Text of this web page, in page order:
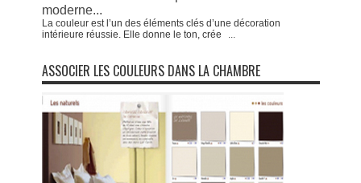
moderne...
La couleur est l’un des éléments clés d’une décoration
intérieure réussie. Elle donne le ton, crée
...
ASSOCIER LES COULEURS DANS LA CHAMBRE